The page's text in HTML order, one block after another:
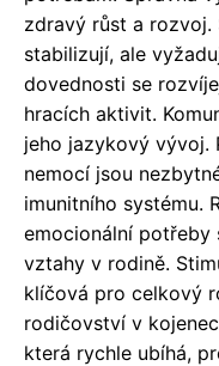
zdravý růst a rozvoj.
stabilizují, ale
dovednosti se
hracích aktivit.
jeho jazykový vývoj.
nemocí jsou
imunitního systému.
emocionální potřeby
vztahy v rodině.
klíčová pro celkový
rodičovství v
která rychle ubíhá,